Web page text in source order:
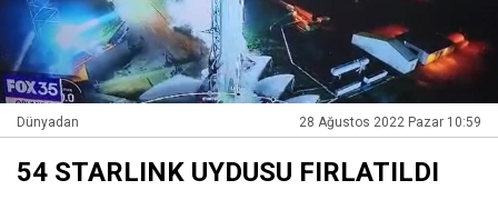
Dünyadan 28 Ağustos 2022 Pazar 10:59
54 STARLINK UYDUSU FIRLATILDI